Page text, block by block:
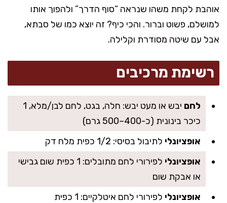
אוהבת לקחת משהו שנראה “סוף הדרך” ולהפוך אותו
למושלם, פשוט וברור. והכי כיף? זה יוצא כמו של סבתא,
אבל עם שיטה מסודרת וקלילה.
רשימת מרכיבים
לחם
יבש או מעט יבש: חלה, בגט, לחם לבן/מלא, 1
כיכר בינונית (כ-400–500 גרם)
אופציונלי לתיבול בסיסי: 1/2 כפית מלח דק
אופציונלי
לפירורי לחם מתובלים: 1 כפית שום גבישי
או אבקת שום
אופציונלי
לפירורי לחם איטלקיים: 1 כפית